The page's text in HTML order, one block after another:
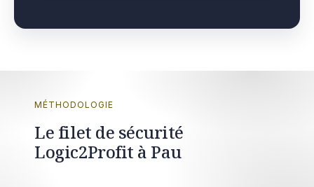
MÉTHODOLOGIE
Le filet de sécurité
Logic2Profit à Pau